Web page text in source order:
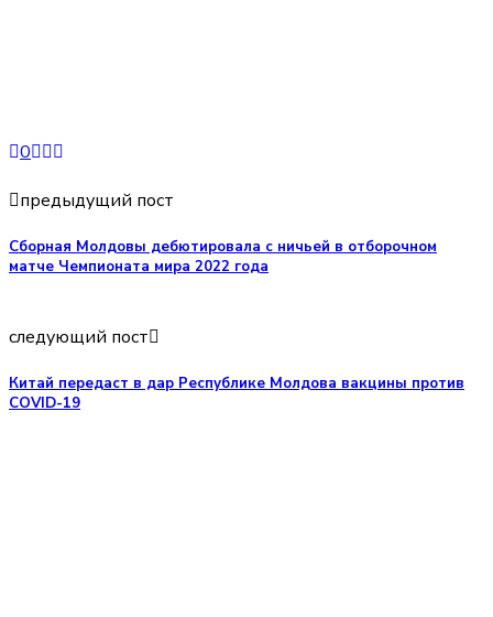
0
предыдущий пост
Сборная Молдовы дебютировала с ничьей в отборочном
матче Чемпионата мира 2022 года
следующий пост
Китай передаст в дар Республике Молдова вакцины против
COVID-19